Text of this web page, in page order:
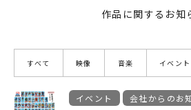
作品に関するお知
すべて 映像 音楽 イベント
イベント 会社からのお